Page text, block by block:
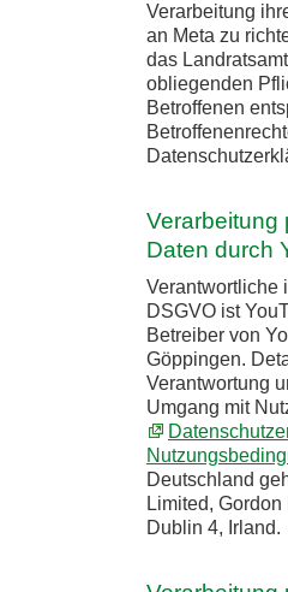
Verarbeitung
an Meta zu
das
obliegenden
Betroffenen
Verarbeitung
Daten durch
Verantwortliche
DSGVO ist
Betreiber von
Göppingen.
Verantwortung
Umgang mit
Deutschland
Limited,
Dublin 4, Irland.